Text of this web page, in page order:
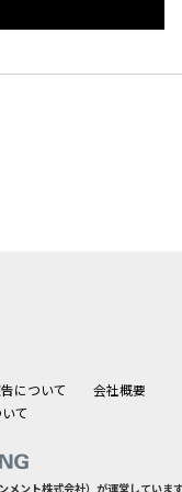
について
会社概要
て
メント株式会社）が運営していま